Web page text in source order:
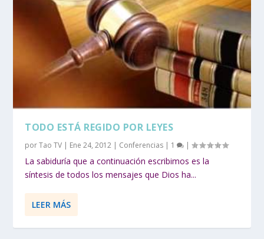
TODO ESTÁ REGIDO POR LEYES
porTao TV | Ene 24, 2012 | Conferencias | 1 |
La sabiduría que a continuación escribimos es la
síntesis de todos los mensajes que Dios ha...
LEER MÁS